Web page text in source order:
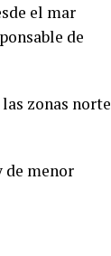
el mar
de
zonas norte
de menor